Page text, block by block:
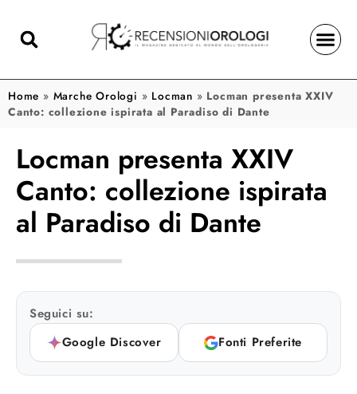
Home » Marche Orologi » Locman » Locman presenta XXIV
Canto: collezione ispirata al Paradiso di Dante
Locman presenta XXIV
Canto: collezione ispirata
al Paradiso di Dante
Seguici su:
Google Discover
Fonti Preferite